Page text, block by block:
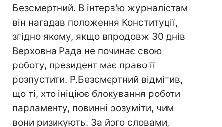
Безсмертний. В інтерв'ю журналістам
він нагадав положення Конституції,
згідно якому, якщо впродовж 30 днів
Верховна Рада не починає свою
роботу, президент має право її
розпустити. Р.Безсмертний відмітив,
що ті, хто ініціює блокування роботи
парламенту, повинні розуміти, чим
вони ризикують. За його словами,